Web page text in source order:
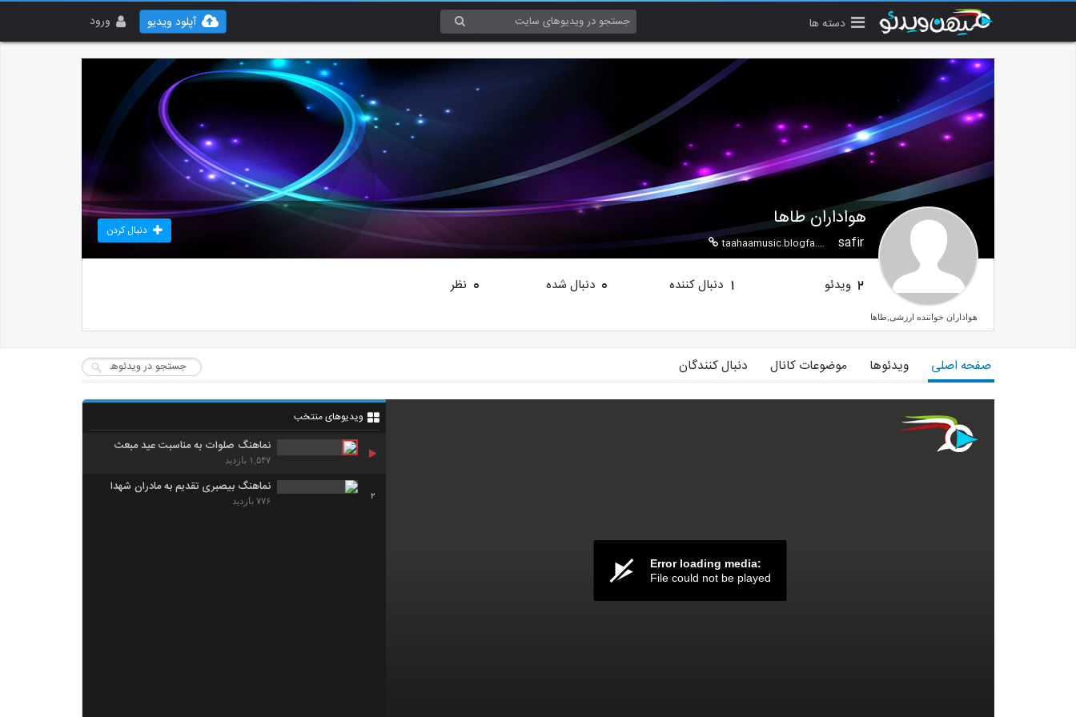
دسته ها ورود آپلود ویدیو
هواداران طاها
safir
taahaamusic.blogfa.com
دنبال کردن
2 ویدئو 1 دنبال کننده 0 دنبال شده 0 نظر
هواداران خواننده ارزشی,طاها
صفحه اصلی ویدئوها موضوعات کانال دنبال کنندگان
Error loading media:
File could not be played
ویدیوهای منتخب
نماهنگ صلوات به مناسبت عید مبعث
۱,۵۴۷ بازدید
2
نماهنگ بیصبری تقدیم به مادران شهدا
۷۷۶ بازدید